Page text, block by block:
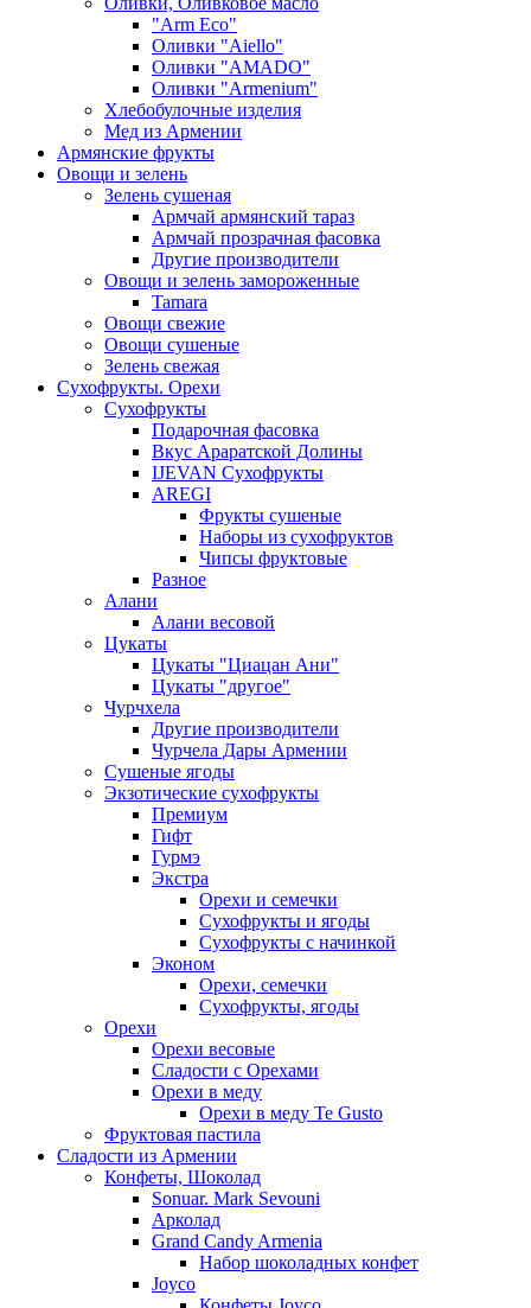
"Arm Eco"
Оливки "Aiello"
Оливки "AMADO"
Оливки "Armenium"
Хлебобулочные изделия
Мед из Армении
Армянские фрукты
Овощи и зелень
Зелень сушеная
Армчай армянский тараз
Армчай прозрачная фасовка
Другие производители
Овощи и зелень замороженные
Tamara
Овощи свежие
Овощи сушеные
Зелень свежая
Сухофрукты. Орехи
Сухофрукты
Подарочная фасовка
Вкус Араратской Долины
IJEVAN Сухофрукты
AREGI
Фрукты сушеные
Наборы из сухофруктов
Чипсы фруктовые
Разное
Алани
Алани весовой
Цукаты
Цукаты "Циацан Ани"
Цукаты "другое"
Чурчхела
Другие производители
Чурчела Дары Армении
Сушеные ягоды
Экзотические сухофрукты
Премиум
Гифт
Гурмэ
Экстра
Орехи и семечки
Сухофрукты и ягоды
Сухофрукты с начинкой
Эконом
Орехи, семечки
Сухофрукты, ягоды
Орехи
Орехи весовые
Сладости с Орехами
Орехи в меду
Орехи в меду Te Gusto
Фруктовая пастила
Сладости из Армении
Конфеты, Шоколад
Sonuar. Mark Sevouni
Арколад
Grand Candy Armenia
Набор шоколадных конфет
Joyco